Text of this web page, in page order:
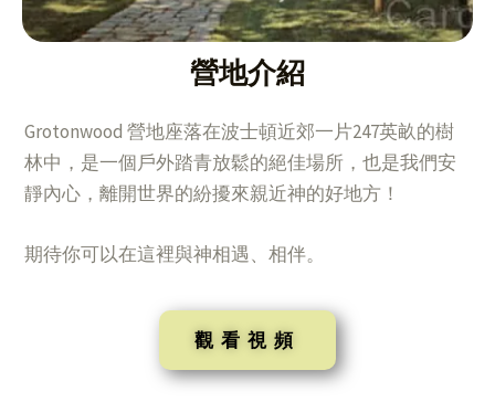
營地介紹
Grotonwood 營地座落在波⼠頓近郊⼀⽚247英畝的樹
林中，是⼀個⼾外踏⻘放鬆的絕佳場所，也是我們安
靜內⼼，離開世界的紛擾來親近神的好地⽅！
期待你可以在這裡與神相遇、相伴。
觀看視頻